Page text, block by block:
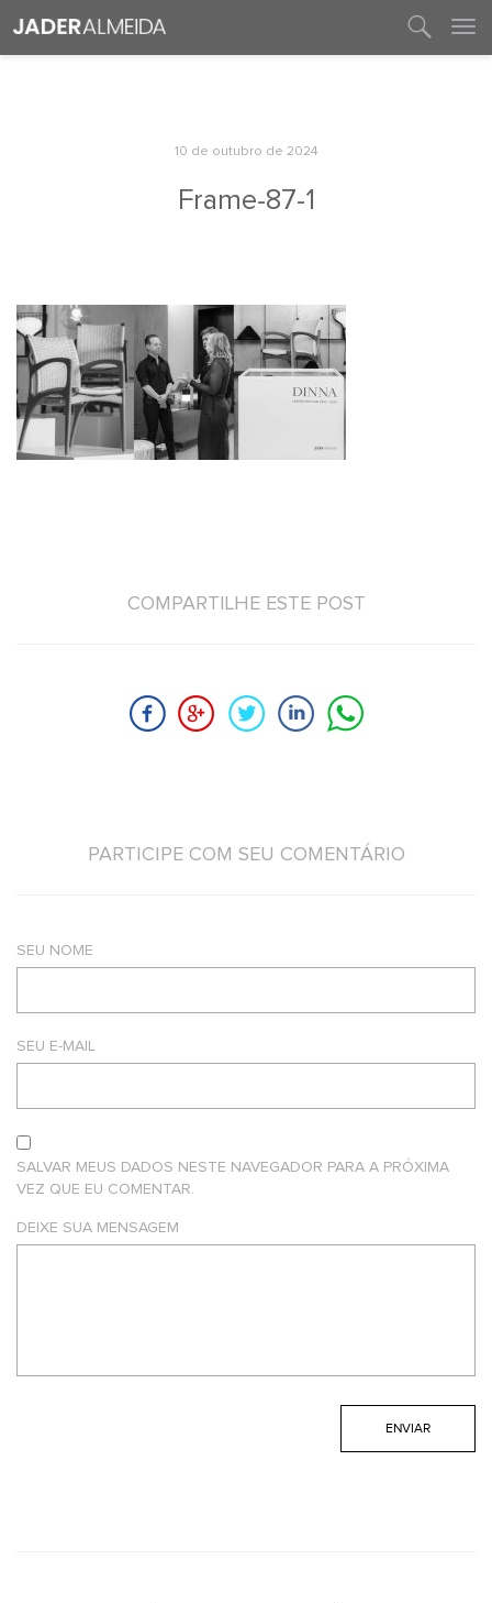
10 de outubro de 2024
Frame-87-1
COMPARTILHE ESTE POST
PARTICIPE COM SEU COMENTÁRIO
SEU NOME
SEU E-MAIL
SALVAR MEUS DADOS NESTE NAVEGADOR PARA A PRÓXIMA
VEZ QUE EU COMENTAR.
DEIXE SUA MENSAGEM